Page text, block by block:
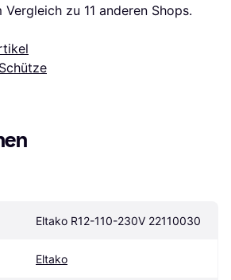
Vergleich zu 11 anderen Shops.
Eltako R12-110-230V 22110030
Eltako